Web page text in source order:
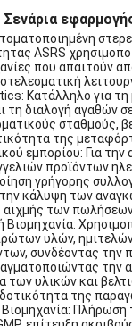
Σενάρια
ASRS
που απαιτούν
Κατάλληλο για
τη διαλογή αγαθών
σταθμούς,
της
εμπορίου: Για την
προϊόντων
γρήγορης
κάλυψη των
αιχμής των
υλών,
συνδέοντας την
την
των υλικών και
της
Πλήρωση